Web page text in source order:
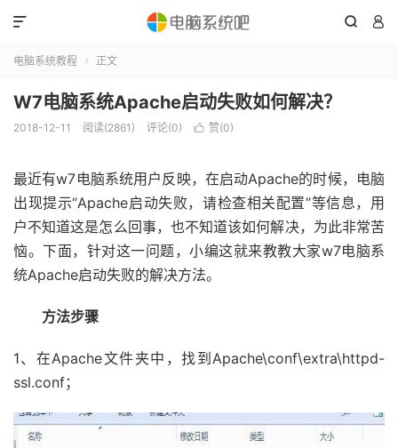
 

电脑系统教程  正文
W7电脑系统Apache启动失败如何解决？
2018-12-11 阅读(2861) 评论(0)  赞(0)
最近有w7电脑系统用户反映，在启动Apache的时候，电脑
出现提示“Apache启动失败，请检查相关配置”等信息，用
户不知道这是怎么回事，也不知道该如何解决，为此非常苦
恼。下面，针对这一问题，小编这就来教教大家w7电脑系
统Apache启动失败的解决方法。
方法步骤
1、在Apache文件夹中，找到Apache\conf\extra\httpd-
ssl.conf；